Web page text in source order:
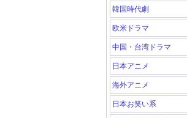
韓国時代劇
欧米ドラマ
中国・台湾ドラマ
日本アニメ
海外アニメ
日本お笑い系